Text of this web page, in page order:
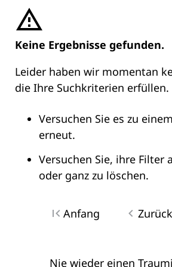
Keine Ergebnisse gefunden.
Leider haben wir momentan
die Ihre Suchkriterien erfüllen.
Versuchen Sie es zu
erneut.
Versuchen Sie, ihre Filter
oder ganz zu löschen.
Anfang Zurück
Nie wieder einen